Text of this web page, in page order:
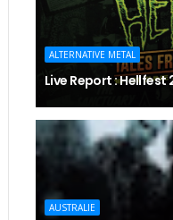
ALTERNATIVE METAL
Live Report :
AUSTRALIE